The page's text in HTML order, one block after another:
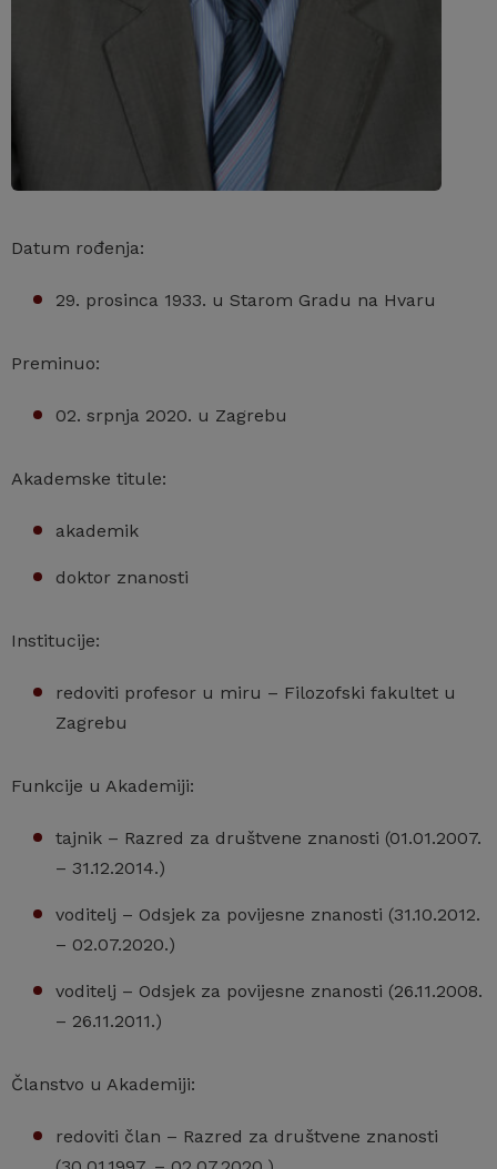
Datum rođenja:
29. prosinca 1933. u Starom Gradu na Hvaru
Preminuo:
02. srpnja 2020. u Zagrebu
Akademske titule:
akademik
doktor znanosti
Institucije:
redoviti profesor u miru – Filozofski fakultet u
Zagrebu
Funkcije u Akademiji:
tajnik – Razred za društvene znanosti (01.01.2007.
– 31.12.2014.)
voditelj – Odsjek za povijesne znanosti (31.10.2012.
– 02.07.2020.)
voditelj – Odsjek za povijesne znanosti (26.11.2008.
– 26.11.2011.)
Članstvo u Akademiji:
redoviti član – Razred za društvene znanosti